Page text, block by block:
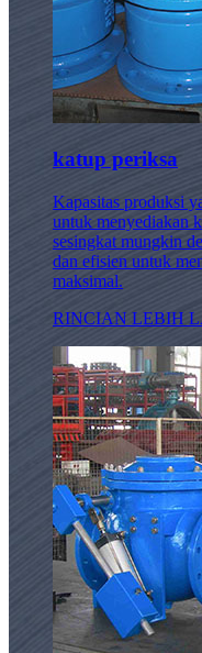
katup periksa
Kapasitas produksi
untuk menyediakan
sesingkat mungkin
dan efisien untuk
maksimal.
RINCIAN LEBIH